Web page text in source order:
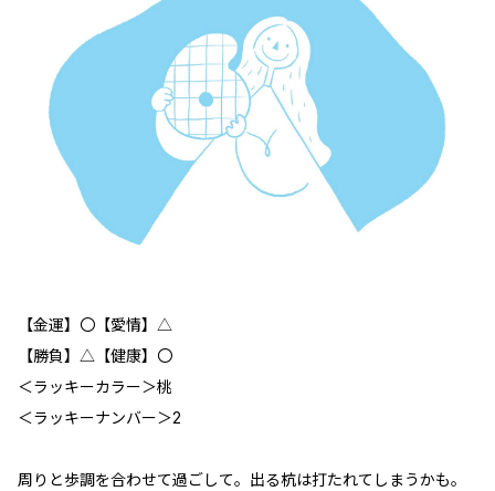
【金運】〇【愛情】△
【勝負】△【健康】〇
＜ラッキーカラー＞桃
＜ラッキーナンバー＞2
周りと歩調を合わせて過ごして。出る杭は打たれてしまうかも。